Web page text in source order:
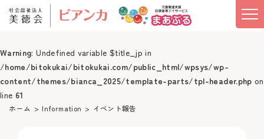
Warning: Undefined variable $title_jp in
/home/bitokukai/bitokukai.com/public_html/wpsys/wp-
content/themes/bianca_2025/template-parts/tpl-header.php on
line 61
ホーム Information イベント報告